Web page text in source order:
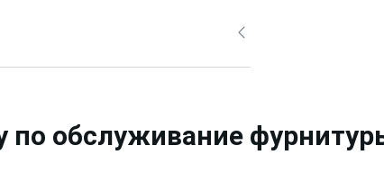
мыльный раствор, а
Нужно быть аккуратным, чтобы
тихими и теплыми годами.
по обслуживание